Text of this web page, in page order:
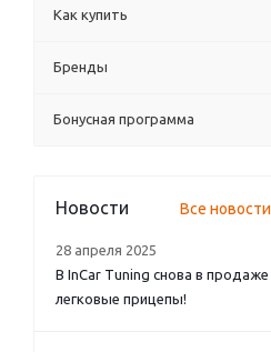
Как купить
Бренды
Бонусная программа
Новости Все новости
28 апреля 2025
В InCar Tuning снова в продаже
легковые прицепы!